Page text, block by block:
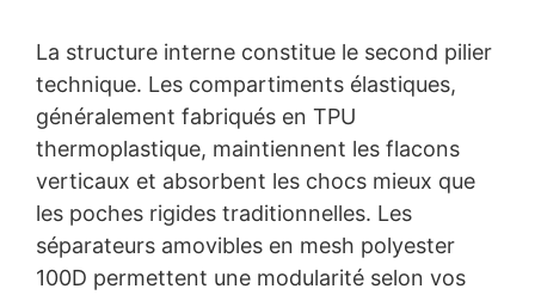
La structure interne constitue le second pilier
technique. Les compartiments élastiques,
généralement fabriqués en TPU
thermoplastique, maintiennent les flacons
verticaux et absorbent les chocs mieux que
les poches rigides traditionnelles. Les
séparateurs amovibles en mesh polyester
100D permettent une modularité selon vos